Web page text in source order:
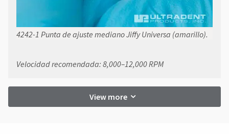
4242-1 Punta de ajuste mediano Jiffy Universa (amarillo).
Velocidad recomendada: 8,000–12,000 RPM
View more